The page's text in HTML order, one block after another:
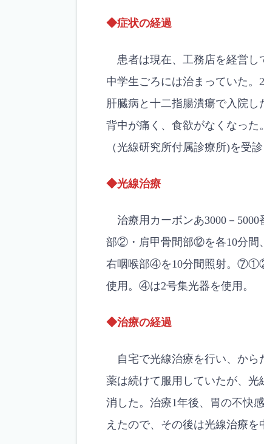
◆症状の経過
患者は現在、工務店を経営し
中学生ごろには治まっていた。
肝臓病と十二指腸潰瘍で入院し
背中が痛く、食欲がなくなっ
（光線研究所付属診療所)を受
◆光線治療
治療用カーボンあ3000－
部②・肩甲骨間部⑫を各10分
右咽喉部④を10分間照射。
使用。④は2号集光器を使用。
◆治療の経過
自宅で光線治療を行い、から
薬は続けて服用していたが、
消した。治療1年後、胃の不快
えたので、その後は光線治療を